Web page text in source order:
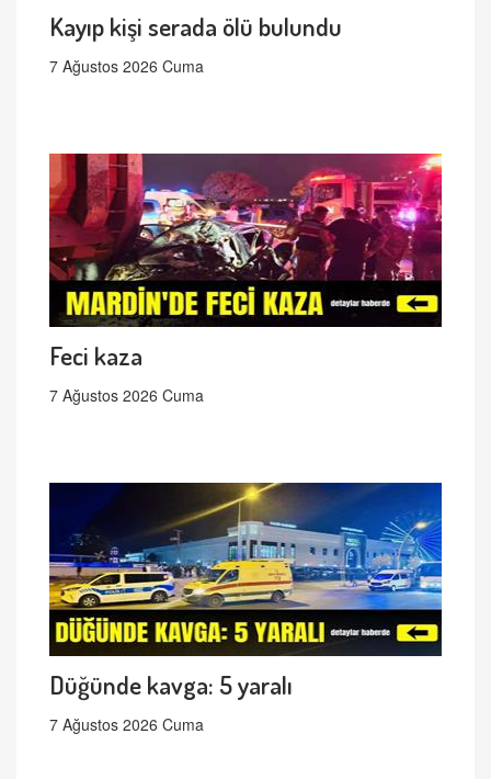
Kayıp kişi serada ölü bulundu
7 Ağustos 2026 Cuma
Feci kaza
7 Ağustos 2026 Cuma
Düğünde kavga: 5 yaralı
7 Ağustos 2026 Cuma